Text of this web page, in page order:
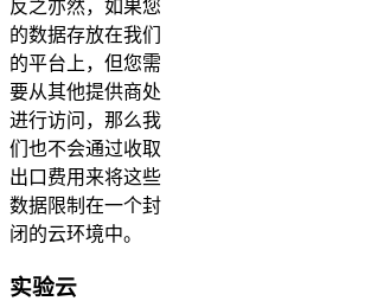
反之亦然，如果您
的数据存放在我们
的平台上，但您需
要从其他提供商处
进行访问，那么我
们也不会通过收取
出口费用来将这些
数据限制在一个封
闭的云环境中。
实验云